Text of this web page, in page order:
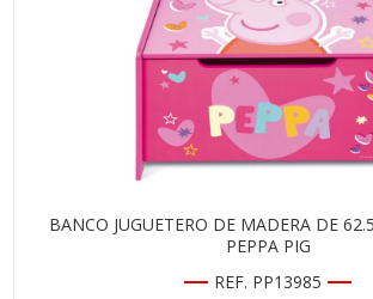
BANCO JUGUETERO DE MADERA DE
PEPPA PIG
REF. PP13985